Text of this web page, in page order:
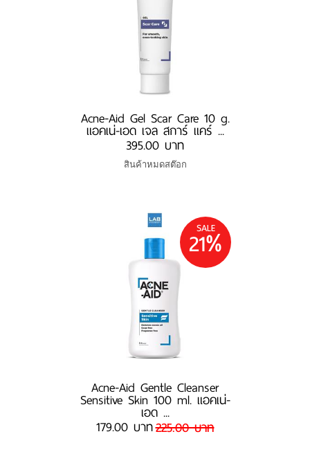
Acne-Aid Gel Scar Care 10 g.
แอคเน่-เอด เจล สการ์ แคร์ ...
395.00 บาท
สินค้าหมดสต๊อก
SALE
21%
Acne-Aid Gentle Cleanser
Sensitive Skin 100 ml. แอคเน่-
เอด ...
225.00 บาท
179.00 บาท